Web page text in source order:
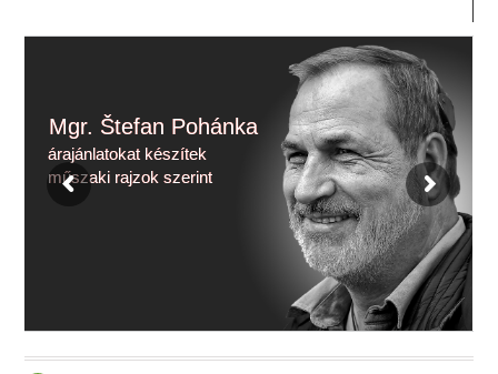
Mgr. Štefan Pohánka
árajánlatokat készítek
műszaki rajzok szerint